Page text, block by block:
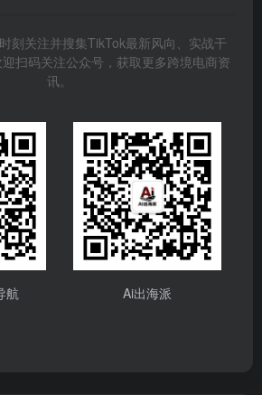
刻关注并搜集TikTok最新风向、实战干
扫码关注公众号，获取更多跨境电商资
讯。
航 Ai出海派